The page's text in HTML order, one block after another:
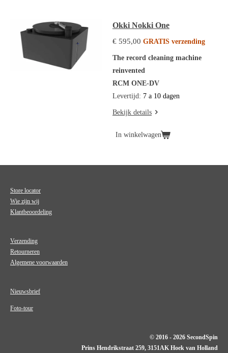
Okki Nokki One
€ 595,00 GRATIS verzending
The record cleaning machine
reinvented
RCM ONE-DV
Levertijd: 7 a 10 dagen
Bekijk details
In winkelwagen
Store locator
Wie zijn wij
Klantbeoordeling
Verzending
Retourneren
Algemene voorwaarden
Nieuwsbrief
Foto-tour
© 2016 - 2026 SecondSpin
Prins Hendrikstraat 259, 3151AK Hoek van Holland